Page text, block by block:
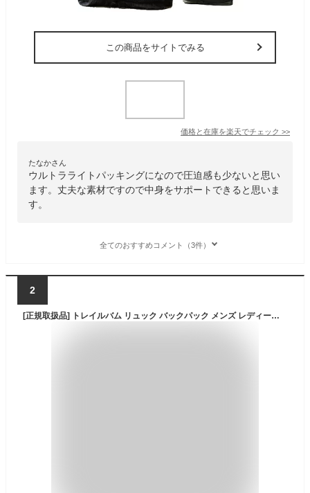
この商品をサイトでみる
価格と在庫を楽天でチェック >>
たなかさん
ウルトラライトパッキングになので圧迫感も少ないと思い
ます。丈夫な素材ですので中身をサポートできると思いま
す。
全てのおすすめコメント（3件）
2
[正規取扱品] トレイルバム リュック バックパック メンズ レディース Trail Bum BUMMER バマー 80017